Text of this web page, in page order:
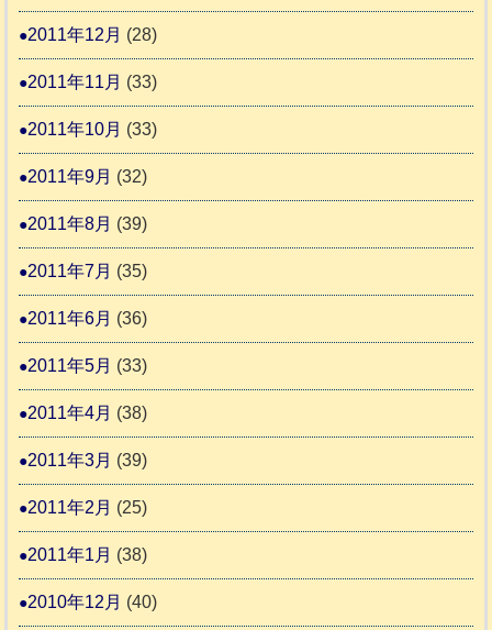
2011年12月 (28)
2011年11月 (33)
2011年10月 (33)
2011年9月 (32)
2011年8月 (39)
2011年7月 (35)
2011年6月 (36)
2011年5月 (33)
2011年4月 (38)
2011年3月 (39)
2011年2月 (25)
2011年1月 (38)
2010年12月 (40)